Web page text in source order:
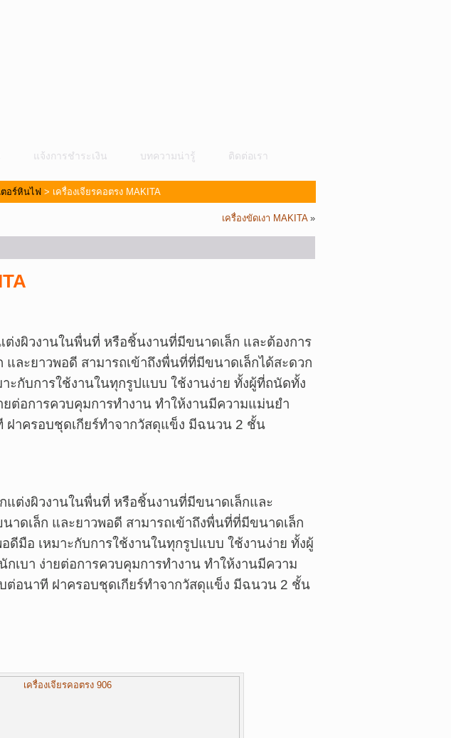
แจ้งการชำระเงิน บทความน่ารู้ ติดต่อเรา
ตอร์หินไฟ > เครื่องเจียรคอตรง MAKITA
เครื่องขัดเงา MAKITA»
ต่งผิวงานในพื่นที่ หรือชิ้นงานที่มีขนาดเล็ก และต้องการ
และยาวพอดี สามารถเข้าถึงพื่นที่ที่มีขนาดเล็กได้สะดวก
ะกับการใช้งานในทุกรูปแบบ ใช้งานง่าย ทั้งผู้ที่ถนัดทั้ง
ต่อการควบคุมการทำงาน ทำให้งานมีความแม่นยำ
ฝาครอบชุดเกียร์ทำจากวัสดุแข็ง มีฉนวน 2 ชั้น
แต่งผิวงานในพื่นที่ หรือชิ้นงานที่มีขนาดเล็กและ
าดเล็ก และยาวพอดี สามารถเข้าถึงพื่นที่ที่มีขนาดเล็ก
ดีมือ เหมาะกับการใช้งานในทุกรูปแบบ ใช้งานง่าย ทั้งผู้
เบา ง่ายต่อการควบคุมการทำงาน ทำให้งานมีความ
ต่อนาที ฝาครอบชุดเกียร์ทำจากวัสดุแข็ง มีฉนวน 2 ชั้น